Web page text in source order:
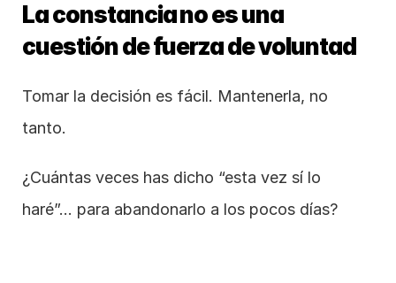
La constancia no es una
cuestión de fuerza de voluntad
Tomar la decisión es fácil. Mantenerla, no
tanto.
¿Cuántas veces has dicho “esta vez sí lo
haré”… para abandonarlo a los pocos días?